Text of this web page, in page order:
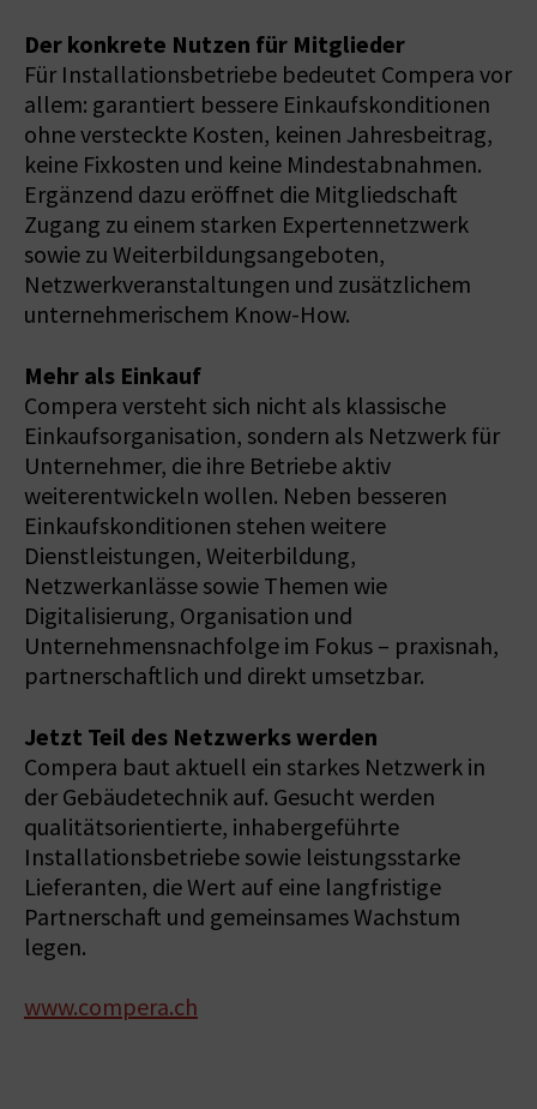
Der konkrete Nutzen für Mitglieder
Für Installationsbetriebe bedeutet Compera vor
allem: garantiert bessere Einkaufskonditionen
ohne versteckte Kosten, keinen Jahresbeitrag,
keine Fixkosten und keine Mindestabnahmen.
Ergänzend dazu eröffnet die Mitgliedschaft
Zugang zu einem starken Expertennetzwerk
sowie zu Weiterbildungsangeboten,
Netzwerkveranstaltungen und zusätzlichem
unternehmerischem Know-How.
Mehr als Einkauf
Compera versteht sich nicht als klassische
Einkaufsorganisation, sondern als Netzwerk für
Unternehmer, die ihre Betriebe aktiv
weiterentwickeln wollen. Neben besseren
Einkaufskonditionen stehen weitere
Dienstleistungen, Weiterbildung,
Netzwerkanlässe sowie Themen wie
Digitalisierung, Organisation und
Unternehmensnachfolge im Fokus – praxisnah,
partnerschaftlich und direkt umsetzbar.
Jetzt Teil des Netzwerks werden
Compera baut aktuell ein starkes Netzwerk in
der Gebäudetechnik auf. Gesucht werden
qualitätsorientierte, inhabergeführte
Installationsbetriebe sowie leistungsstarke
Lieferanten, die Wert auf eine langfristige
Partnerschaft und gemeinsames Wachstum
legen.
www.compera.ch